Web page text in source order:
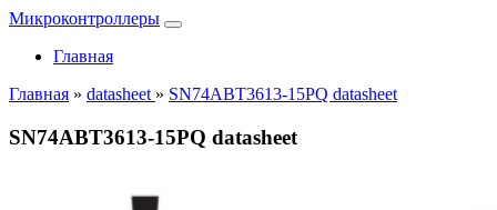
Микроконтроллеры
Главная
Главная » datasheet » SN74ABT3613-15PQ datasheet
SN74ABT3613-15PQ datasheet